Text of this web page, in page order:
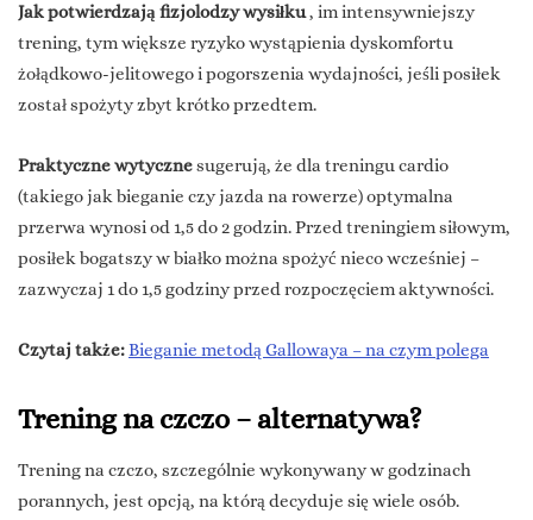
Jak potwierdzają fizjolodzy wysiłku, im intensywniejszy
trening, tym większe ryzyko wystąpienia dyskomfortu
żołądkowo-jelitowego i pogorszenia wydajności, jeśli posiłek
został spożyty zbyt krótko przedtem.
Praktyczne wytycznesugerują, że dla treningu cardio
(takiego jak bieganie czy jazda na rowerze) optymalna
przerwa wynosi od 1,5 do 2 godzin. Przed treningiem siłowym,
posiłek bogatszy w białko można spożyć nieco wcześniej –
zazwyczaj 1 do 1,5 godziny przed rozpoczęciem aktywności.
Czytaj także:Bieganie metodą Gallowaya – na czym polega
Trening na czczo – alternatywa?
Trening na czczo, szczególnie wykonywany w godzinach
porannych, jest opcją, na którą decyduje się wiele osób.